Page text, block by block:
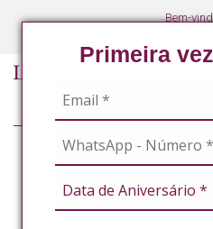
Primeira
Bem-